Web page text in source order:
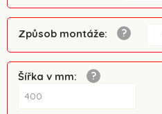
Způsob montáže:
Šířka v mm: